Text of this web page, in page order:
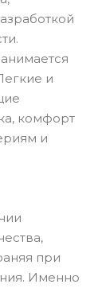
и
комфорт
и
при
Именно